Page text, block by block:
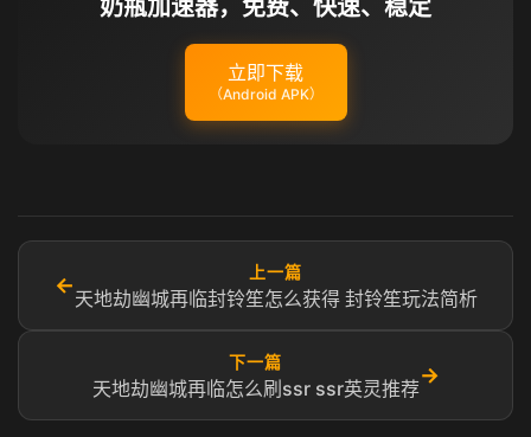
奶瓶加速器，免费、快速、稳定
立即下载
（Android APK）
←
上一篇
天地劫幽城再临封铃笙怎么获得 封铃笙玩法简析
下一篇
天地劫幽城再临怎么刷ssr ssr英灵推荐
→